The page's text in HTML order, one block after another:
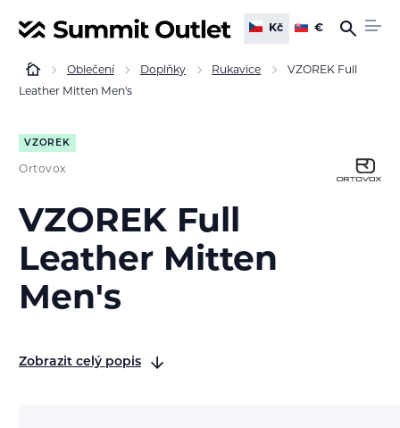
Kč €
Oblečení Doplňky Rukavice
VZOREK Full
Leather Mitten Men's
VZOREK
Ortovox
VZOREK Full
Leather Mitten
Men's
Zobrazit celý popis